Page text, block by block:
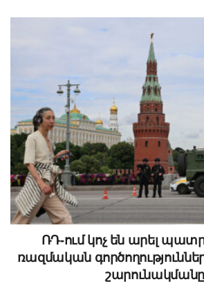
ՌԴ-ում կոչ են արել
ռազմական
շարունակմանը